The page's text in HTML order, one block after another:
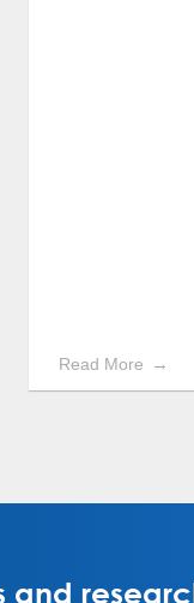
Read More
and